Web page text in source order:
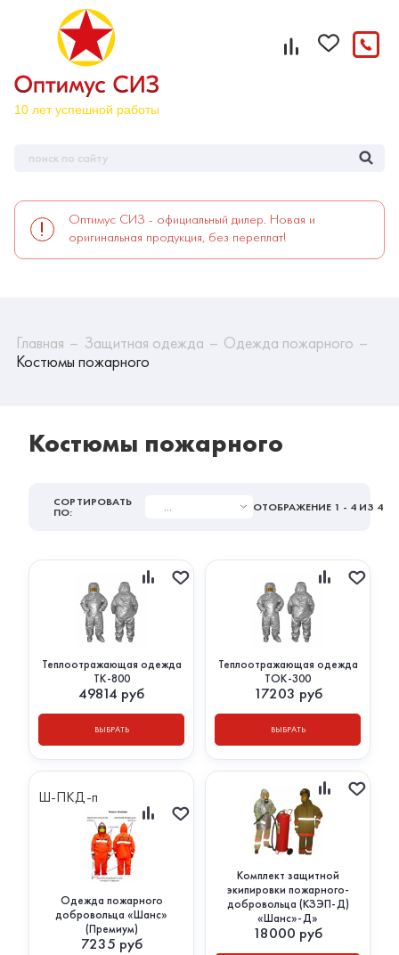
Оптимус СИЗ - официальный дилер. Новая и
оригинальная продукция, без переплат!
Главная Защитная одежда
Одежда пожарного
Костюмы пожарного
Костюмы пожарного
СОРТИРОВАТЬ
ПО: ... ОТОБРАЖЕНИЕ 1 - 4 ИЗ 4
Теплоотражающая одежда
ТК-800
49814 руб
ВЫБРАТЬ
Теплоотражающая одежда
ТОК-300
17203 руб
ВЫБРАТЬ
Ш-ПКД-п
Одежда пожарного
добровольца «Шанс»
(Премиум)
7235 руб
Комплект защитной
экипировки пожарного-
добровольца (КЗЭП-Д)
«Шанс»-Д»
18000 руб